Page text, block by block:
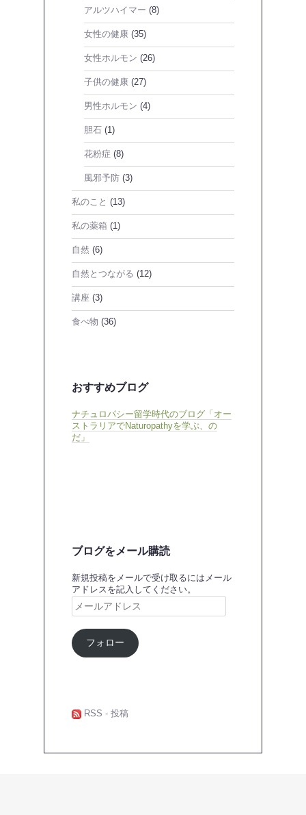
アルツハイマー (8)
女性の健康 (35)
女性ホルモン (26)
子供の健康 (27)
男性ホルモン (4)
胆石 (1)
花粉症 (8)
風邪予防 (3)
私のこと (13)
私の薬箱 (1)
自然 (6)
自然とつながる (12)
講座 (3)
食べ物 (36)
おすすめブログ
ナチュロパシー留学時代のブログ「オー
ストラリアでNaturopathyを学ぶ、の
だ」
ブログをメール購読
新規投稿をメールで受け取るにはメール
アドレスを記入してください。
ー
ア
ド
レ
フォロー
RSS - 投稿